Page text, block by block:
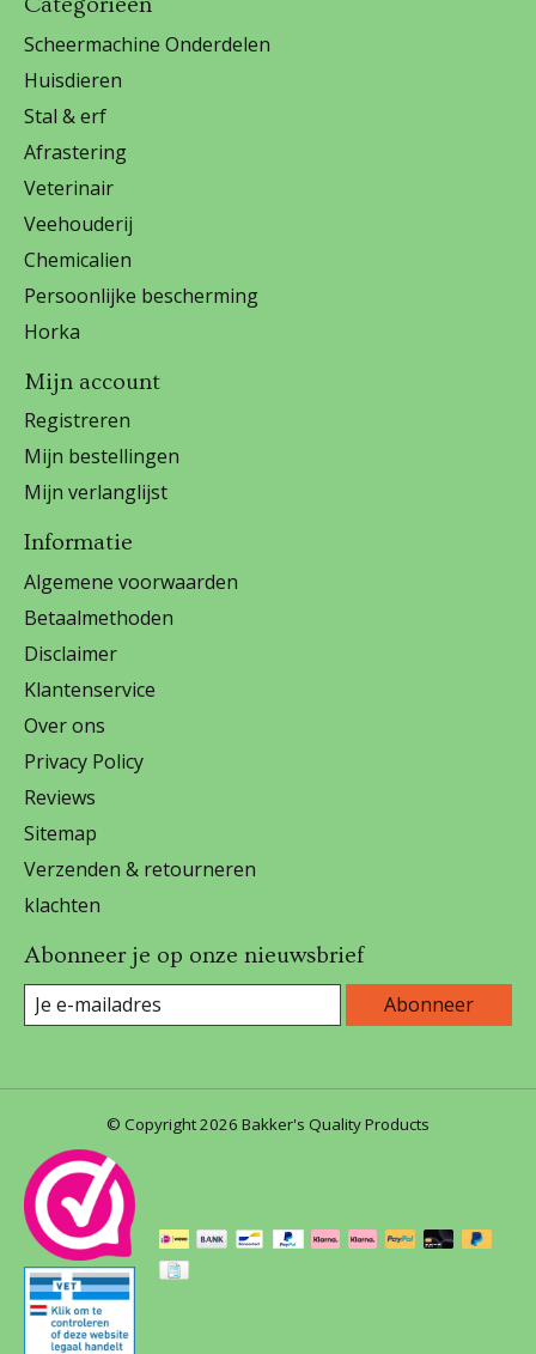
Scheermachine Onderdelen
Huisdieren
Stal & erf
Afrastering
Veterinair
Veehouderij
Chemicalien
Persoonlijke bescherming
Horka
Mijn account
Registreren
Mijn bestellingen
Mijn verlanglijst
Informatie
Algemene voorwaarden
Betaalmethoden
Disclaimer
Klantenservice
Over ons
Privacy Policy
Reviews
Sitemap
Verzenden & retourneren
klachten
Abonneer je op onze nieuwsbrief
Abonneer
© Copyright 2026 Bakker's Quality Products